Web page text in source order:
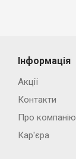
Інформація
Акції
Контакти
Про компанію
Кар'єра